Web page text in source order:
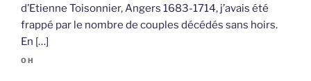
d’Etienne Toisonnier, Angers 1683-1714, j’avais été
frappé par le nombre de couples décédés sans hoirs.
En […]
OH